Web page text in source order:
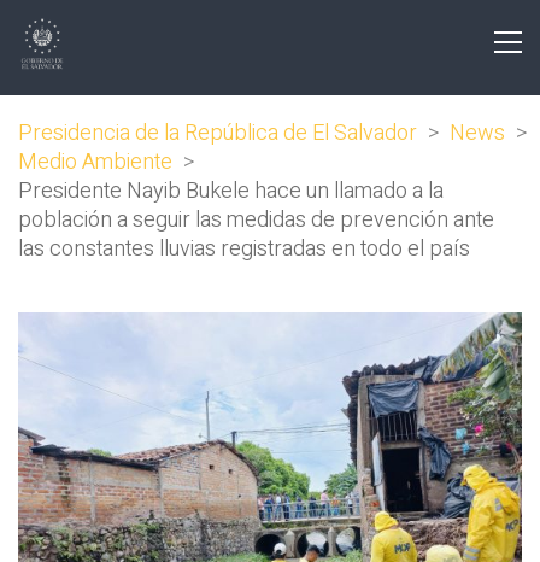
Presidencia de la República de El Salvador > News >
Medio Ambiente >
Presidente Nayib Bukele hace un llamado a la
población a seguir las medidas de prevención ante
las constantes lluvias registradas en todo el país